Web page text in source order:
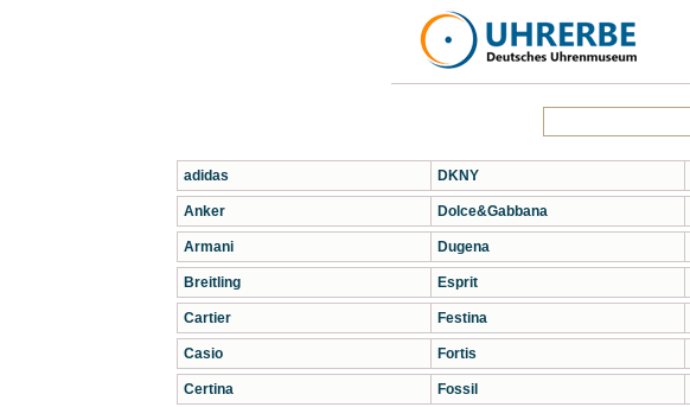
adidas
Anker
Armani
Breitling
Cartier
Casio
Certina
DKNY
Dolce&Gabbana
Dugena
Esprit
Festina
Fortis
Fossil